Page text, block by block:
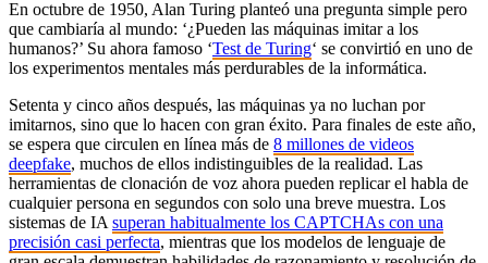
En octubre de 1950, Alan Turing planteó una pregunta simple pero
que cambiaría al mundo: ‘¿Pueden las máquinas imitar a los
humanos?’ Su ahora famoso ‘Test de Turing‘ se convirtió en uno de
los experimentos mentales más perdurables de la informática.
Setenta y cinco años después, las máquinas ya no luchan por
imitarnos, sino que lo hacen con gran éxito. Para finales de este año,
se espera que circulen en línea más de 8 millones de videos
deepfake, muchos de ellos indistinguibles de la realidad. Las
herramientas de clonación de voz ahora pueden replicar el habla de
cualquier persona en segundos con solo una breve muestra. Los
sistemas de IA superan habitualmente los CAPTCHAs con una
precisión casi perfecta, mientras que los modelos de lenguaje de